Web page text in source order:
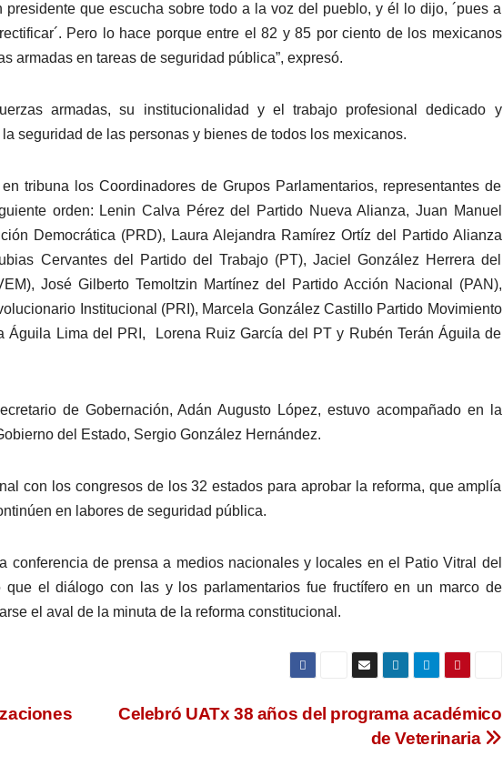
presidente que escucha sobre todo a la voz del pueblo, y él lo dijo, ´pues a
Pero lo hace porque entre el 82 y 85 por ciento de los mexicanos
armadas en tareas de seguridad pública”, expresó.
armadas, su institucionalidad y el trabajo profesional dedicado y
seguridad de las personas y bienes de todos los mexicanos.
tribuna los Coordinadores de Grupos Parlamentarios, representantes de
orden: Lenin Calva Pérez del Partido Nueva Alianza, Juan Manuel
Democrática (PRD), Laura Alejandra Ramírez Ortíz del Partido Alianza
Cervantes del Partido del Trabajo (PT), Jaciel González Herrera del
José Gilberto Temoltzin Martínez del Partido Acción Nacional (PAN),
Institucional (PRI), Marcela González Castillo Partido Movimiento
Águila Lima del PRI, Lorena Ruiz García del PT y Rubén Terán Águila de
de Gobernación, Adán Augusto López, estuvo acompañado en la
del Estado, Sergio González Hernández.
con los congresos de los 32 estados para aprobar la reforma, que amplía
en labores de seguridad pública.
conferencia de prensa a medios nacionales y locales en el Patio Vitral del
que el diálogo con las y los parlamentarios fue fructífero en un marco de
el aval de la minuta de la reforma constitucional.
Celebró UATx 38 años del programa académico
de Veterinaria